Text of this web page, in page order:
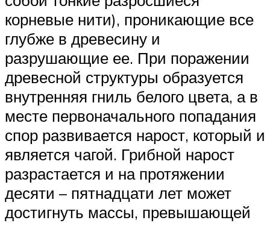
корневые нити), проникающие все
глубже в древесину и
разрушающие ее. При поражении
древесной структуры образуется
внутренняя гниль белого цвета, а в
месте первоначального попадания
спор развивается нарост, который и
является чагой. Грибной нарост
разрастается и на протяжении
десяти – пятнадцати лет может
достигнуть массы, превышающей